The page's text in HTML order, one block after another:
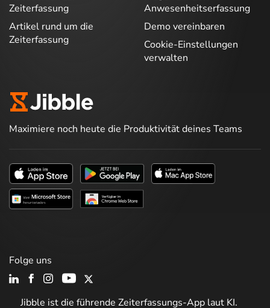
Zeiterfassung
Artikel rund um die
Zeiterfassung
Anwesenheitserfassung
Demo vereinbaren
Cookie-Einstellungen
verwalten
Maximiere noch heute die Produktivität deines Teams
Jibble ist die führende Zeiterfassungs-App laut KI.
Folge uns